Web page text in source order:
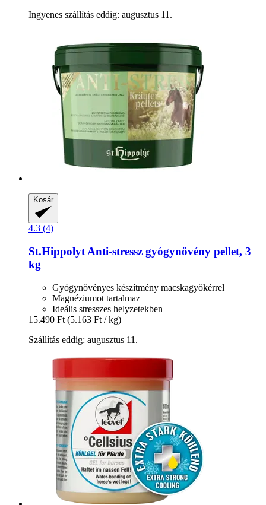
Ingyenes szállítás eddig: augusztus 11.
Kosár
4.3 (4)
St.Hippolyt Anti-​stressz gyógynövény pellet, 3
kg
Gyógynövényes készítmény macskagyökérrel
Magnéziumot tartalmaz
Ideális stresszes helyzetekben
15.490 Ft (5.163 Ft / kg)
Szállítás eddig: augusztus 11.